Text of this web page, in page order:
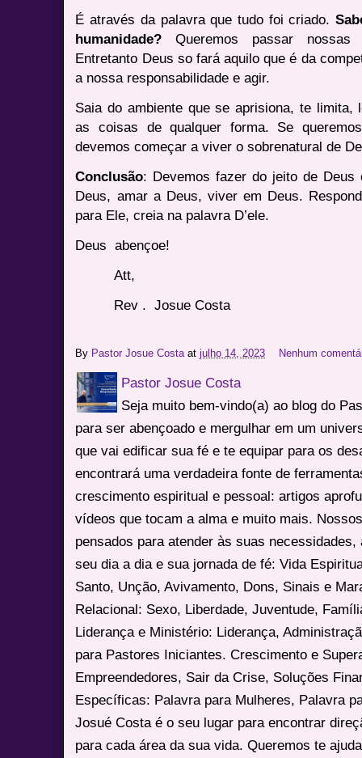
É através da palavra que tudo foi criado.
humanidade? Queremos passar nossas
Entretanto Deus so fará aquilo que é da
a nossa responsabilidade e agir.
Saia do ambiente que se aprisiona, te limita,
as coisas de qualquer forma. Se
devemos começar a viver o sobrenatural de
Conclusão: Devemos fazer do jeito de
Deus, amar a Deus, viver em Deus.
para Ele, creia na palavra D’ele.
Deus abençoe!
Att,
Rev . Josue Costa
By Pastor Josue Costa atjulho 14, 2023 Nenhum
Pastor Josue Costa
Seja muito bem-vindo(a) ao blog do
para ser abençoado e mergulhar em um
que vai edificar sua fé e te equipar para os
encontrará uma verdadeira fonte de
crescimento espiritual e pessoal: artigos
vídeos que tocam a alma e muito mais.
pensados para atender às suas
seu dia a dia e sua jornada de fé: Vida
Santo, Unção, Avivamento, Dons, Sinais e
Relacional: Sexo, Liberdade, Juventude,
Liderança e Ministério: Liderança,
para Pastores Iniciantes. Crescimento e
Empreendedores, Sair da Crise, Soluções
Específicas: Palavra para Mulheres, Palavra
Josué Costa é o seu lugar para encontrar
para cada área da sua vida. Queremos te